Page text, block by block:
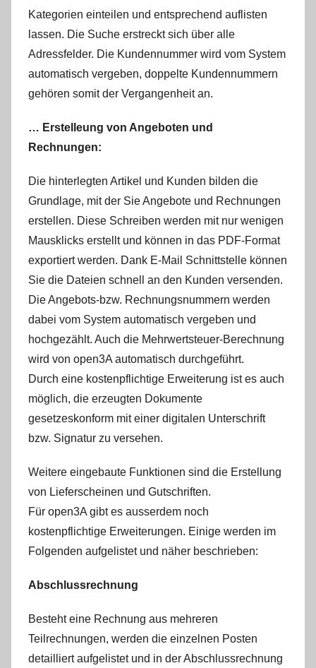
Kategorien einteilen und entsprechend auflisten
lassen. Die Suche erstreckt sich über alle
Adressfelder. Die Kundennummer wird vom System
automatisch vergeben, doppelte Kundennummern
gehören somit der Vergangenheit an.
… Erstelleung von Angeboten und
Rechnungen:
Die hinterlegten Artikel und Kunden bilden die
Grundlage, mit der Sie Angebote und Rechnungen
erstellen. Diese Schreiben werden mit nur wenigen
Mausklicks erstellt und können in das PDF-Format
exportiert werden. Dank E-Mail Schnittstelle können
Sie die Dateien schnell an den Kunden versenden.
Die Angebots-bzw. Rechnungsnummern werden
dabei vom System automatisch vergeben und
hochgezählt. Auch die Mehrwertsteuer-Berechnung
wird von open3A automatisch durchgeführt.
Durch eine kostenpflichtige Erweiterung ist es auch
möglich, die erzeugten Dokumente
gesetzeskonform mit einer digitalen Unterschrift
bzw. Signatur zu versehen.
Weitere eingebaute Funktionen sind die Erstellung
von Lieferscheinen und Gutschriften.
Für open3A gibt es ausserdem noch
kostenpflichtige Erweiterungen. Einige werden im
Folgenden aufgelistet und näher beschrieben:
Abschlussrechnung
Besteht eine Rechnung aus mehreren
Teilrechnungen, werden die einzelnen Posten
detailliert aufgelistet und in der Abschlussrechnung